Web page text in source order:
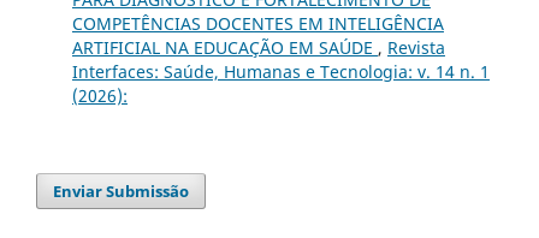
COMPETÊNCIAS DOCENTES EM INTELIGÊNCIA
ARTIFICIAL NA EDUCAÇÃO EM SAÚDE , Revista
Interfaces: Saúde, Humanas e Tecnologia: v. 14 n. 1
(2026):
Enviar Submissão